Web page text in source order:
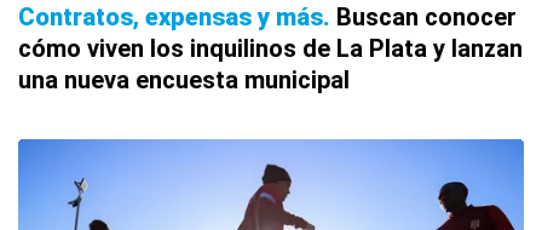
Contratos, expensas y más Buscan conocer
cómo viven los inquilinos de La Plata y lanzan
una nueva encuesta municipal